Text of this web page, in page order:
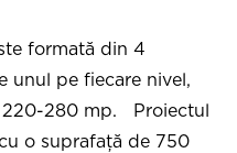
formată din 4
unul pe fiecare nivel,
220-280 mp. Proiectul
o suprafață de 750